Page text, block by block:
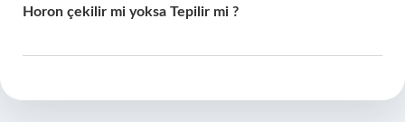
Horon çekilir mi yoksa Tepilir mi ?